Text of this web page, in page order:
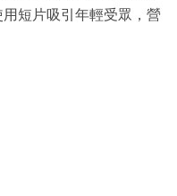
短片吸引年輕受眾，營